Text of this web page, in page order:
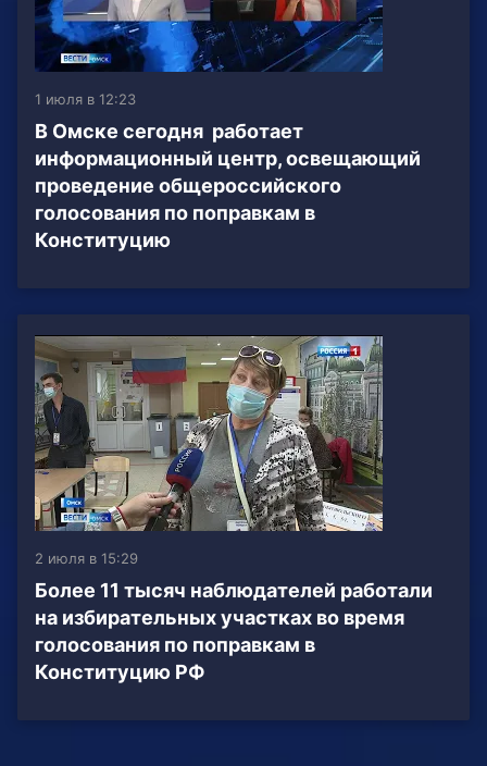
1 июля в 12:23
В Омске сегодня работает
информационный центр, освещающий
проведение общероссийского
голосования по поправкам в
Конституцию
2 июля в 15:29
Более 11 тысяч наблюдателей работали
на избирательных участках во время
голосования по поправкам в
Конституцию РФ